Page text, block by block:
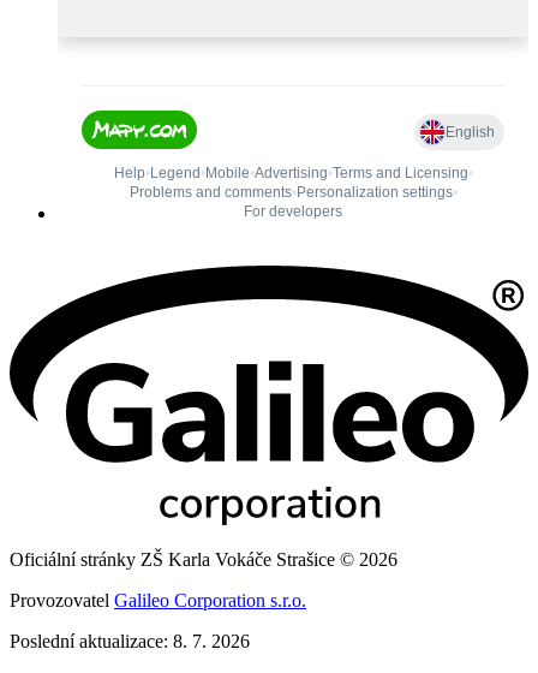
Oficiální stránky ZŠ Karla Vokáče Strašice © 2026
Provozovatel Galileo Corporation s.r.o.
Poslední aktualizace: 8. 7. 2026